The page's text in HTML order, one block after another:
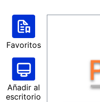
Favoritos
Añadir al
escritorio